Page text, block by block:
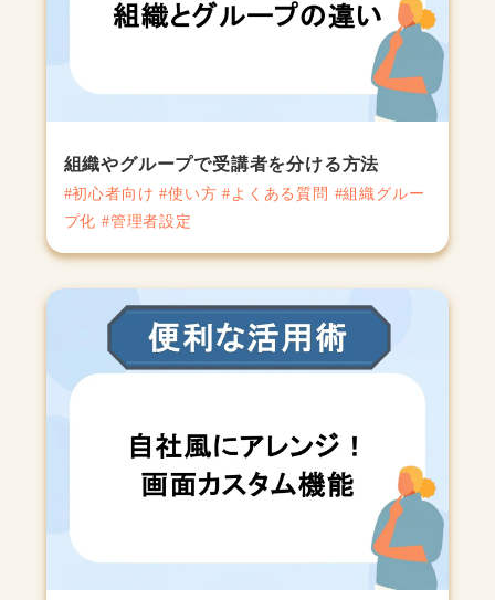
組織やグループで受講者を分ける方法
#初心者向け #使い方 #よくある質問 #組織グルー
プ化 #管理者設定